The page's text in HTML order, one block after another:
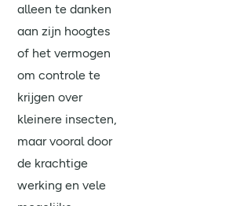
alleen te danken
aan zijn hoogtes
of het vermogen
om controle te
krijgen over
kleinere insecten,
maar vooral door
de krachtige
werking en vele